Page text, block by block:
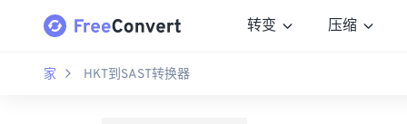
转变 压缩
家 HKT到SAST转换器